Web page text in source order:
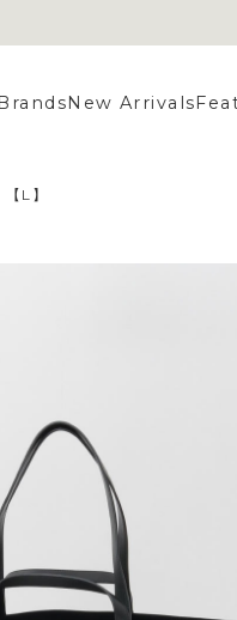
Brands New Arrivals
L】